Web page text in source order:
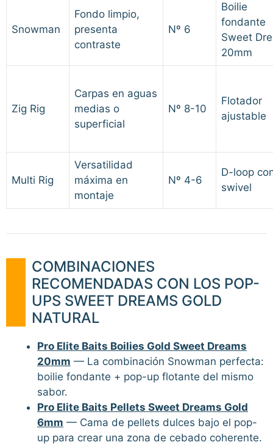
Snowman
Fondo limpio,
presenta
contraste
Nº 6
Boilie
fondante
Sweet
20mm
Zig Rig
Carpas en aguas
medias o
superficial
Nº 8-10
Flotador
ajustable
Multi Rig
Versatilidad
máxima en
montaje
Nº 4-6
D-loop
swivel
COMBINACIONES
RECOMENDADAS CON LOS POP-
UPS SWEET DREAMS GOLD
NATURAL
Pro Elite Baits Boilies Gold Sweet Dreams
20mm — La combinación Snowman perfecta:
boilie fondante + pop-up flotante del mismo
sabor.
Pro Elite Baits Pellets Sweet Dreams Gold
6mm — Cama de pellets dulces bajo el pop-
up para crear una zona de cebado coherente.